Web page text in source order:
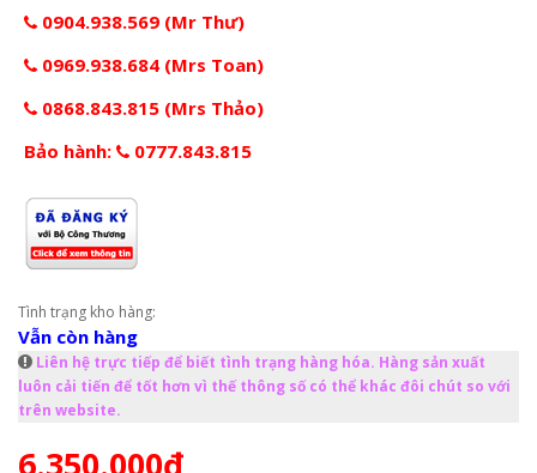
0904.938.569 (Mr Thư)
0969.938.684 (Mrs Toan)
0868.843.815 (Mrs Thảo)
Bảo hành:
0777.843.815
Tình trạng kho hàng:
Vẫn còn hàng
Liên hệ trực tiếp để biết tình trạng hàng hóa. Hàng sản xuất
luôn cải tiến để tốt hơn vì thế thông số có thể khác đôi chút so với
trên website.
6.350.000đ